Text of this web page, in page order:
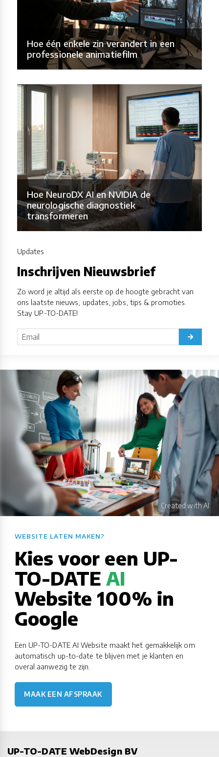
Hoe één enkele zin verandert in een
professionele animatiefilm
Hoe NeuroDX AI en NVIDIA de
neurologische diagnostiek
transformeren
Updates
Inschrijven Nieuwsbrief
Zo word je altijd als eerste op de hoogte gebracht van
ons laatste nieuws, updates, jobs, tips & promoties.
Stay UP-TO-DATE!
WEBSITE LATEN MAKEN?​​​​​​​​​​​​​​
Kies voor een UP-
TO-DATE AI
Website 100% in
Google
Een UP-TO-DATE AI Website maakt het gemakkelijk om
automatisch up-to-date te blijven met je klanten en
overal aanwezig te zijn.
MAAK EEN AFSPRAAK
UP-TO-DATE WebDesign BV